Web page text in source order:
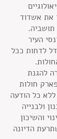
את אשדוד
תושביה.
העיר
לדחות ככל
להגנת
חולות
אך ב-5 ביוני 1994, ללא כל הודעה
ולבנייה
והשיכון
הדיונה